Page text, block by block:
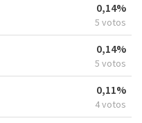
0,14%
5 votos
0,14%
5 votos
0,11%
4 votos